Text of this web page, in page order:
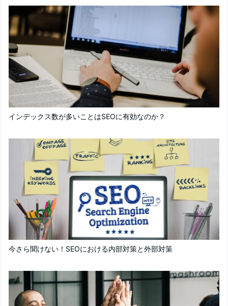
インデックス数が多いことはSEOに有効なのか？
今さら聞けない！SEOにおける内部対策と外部対策